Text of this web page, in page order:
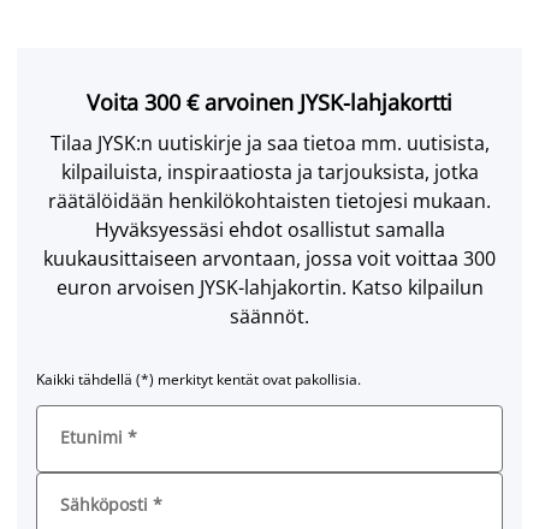
Voita 300 € arvoinen JYSK-lahjakortti
Tilaa JYSK:n uutiskirje ja saa tietoa mm. uutisista,
kilpailuista, inspiraatiosta ja tarjouksista, jotka
räätälöidään henkilökohtaisten tietojesi mukaan.
Hyväksyessäsi ehdot osallistut samalla
kuukausittaiseen arvontaan, jossa voit voittaa 300
euron arvoisen JYSK-lahjakortin. Katso kilpailun
säännöt.
Kaikki tähdellä (*) merkityt kentät ovat pakollisia.
Etunimi *
Sähköposti *